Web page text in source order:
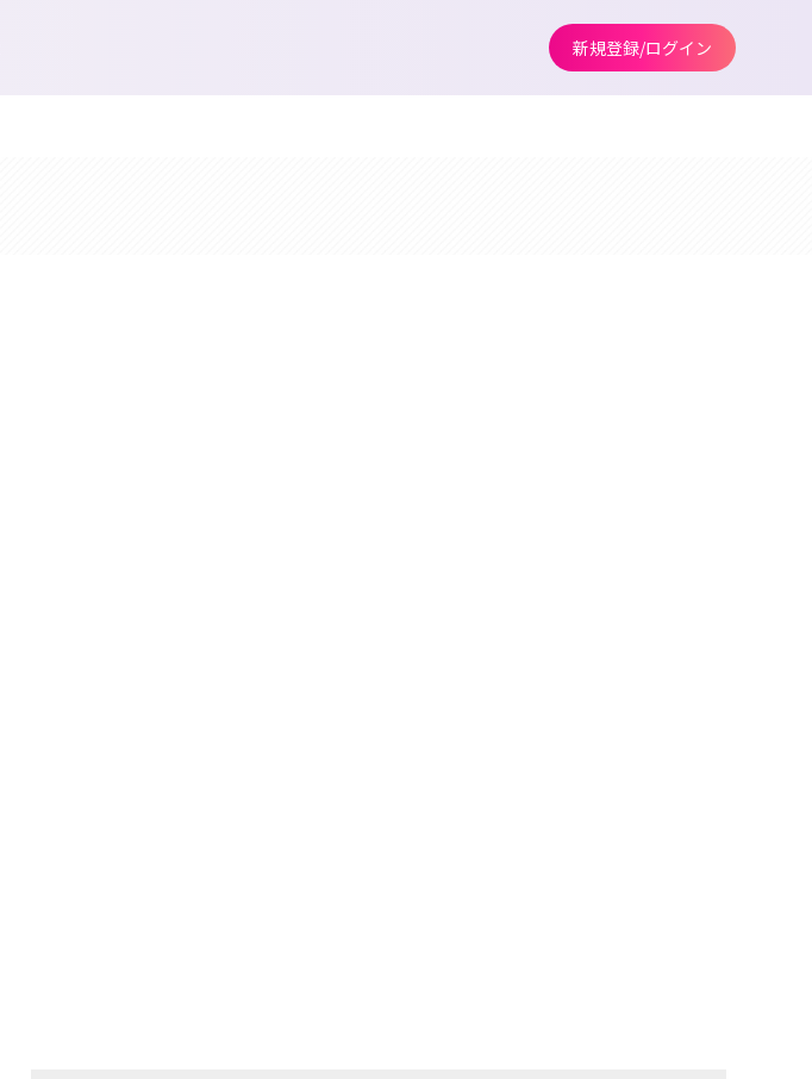
新規登録/ログイン